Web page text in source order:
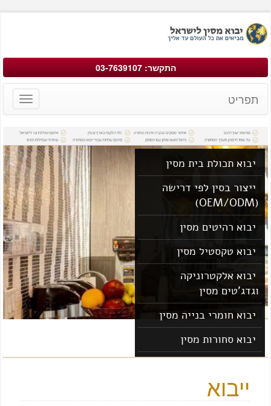
התקשר: 03-7639107
Toggle
תפריט
יבוא תכולת בית מסין
ייצור בסין לפי דרישה
יבוא רהיטים מסין
יבוא טקסטיל מסין
יבוא אלקטרוניקה
וגדג'טים מסין
יבוא חומרי בנייה מסין
יבוא סחורות מסין
ייבוא